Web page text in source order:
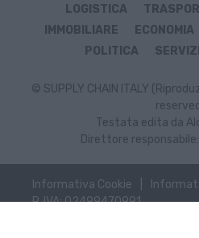
LOGISTICA
IMMOBILIARE
ECONOMIA
POLITICA
© SUPPLY CHAIN ITALY
reserved)
Testata edita da
Direttore
Informativa Cookie
P. IVA: 02499470991